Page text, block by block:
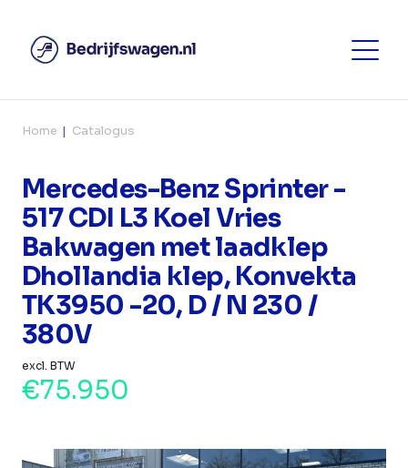
Home Catalogus
Mercedes-Benz Sprinter -
517 CDI L3 Koel Vries
Bakwagen met laadklep
Dhollandia klep, Konvekta
TK3950 -20, D / N 230 /
380V
excl. BTW
€75.950